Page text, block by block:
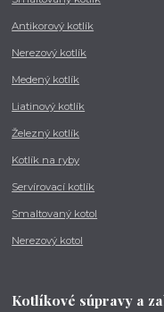
Antikorový kotlík
Nerezový kotlík
Medený kotlík
Liatinový kotlík
Železný kotlík
Kotlík na ryby
Servírovací kotlík
Smaltovaný kotol
Nerezový kotol
Kotlíkové súpravy a